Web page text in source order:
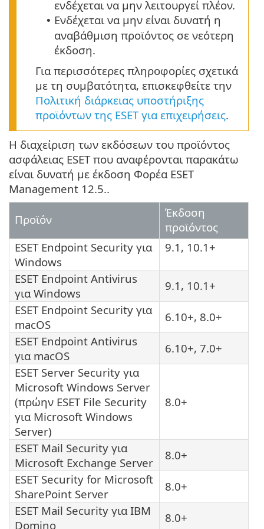
ενδέχεται να μην λειτουργεί πλέον.
• Ενδέχεται να μην είναι δυνατή η
αναβάθμιση προϊόντος σε νεότερη
έκδοση.
Για περισσότερες πληροφορίες σχετικά
με τη συμβατότητα, επισκεφθείτε την
Πολιτική διάρκειας υποστήριξης
προϊόντων της ESET για επιχειρήσεις.
Η διαχείριση των εκδόσεων του προϊόντος
ασφάλειας ESET που αναφέρονται παρακάτω
είναι δυνατή με έκδοση Φορέα ESET
Management 12.5..
Προϊόν
Έκδοση
προϊόντος
ESET Endpoint Security για
Windows
9.1, 10.1+
ESET Endpoint Antivirus
για Windows
9.1, 10.1+
ESET Endpoint Security για
macOS
6.10+, 8.0+
ESET Endpoint Antivirus
για macOS
6.10+, 7.0+
ESET Server Security για
Microsoft Windows Server
(πρώην ESET File Security
για Microsoft Windows
Server)
8.0+
ESET Mail Security για
Microsoft Exchange Server
8.0+
ESET Security for Microsoft
SharePoint Server
8.0+
ESET Mail Security για IBM
Domino
8.0+